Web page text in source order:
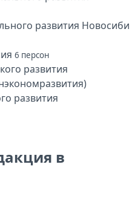
развития Новосиби
6 персон
развития
в